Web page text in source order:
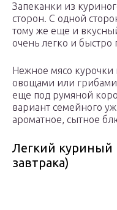
Запеканки из
сторон. С одной
тому же еще и
очень легко и быстро
Нежное мясо курочки
овощами или
еще под румяной
вариант семейного
ароматное, сытное
Легкий куриный
завтрака)